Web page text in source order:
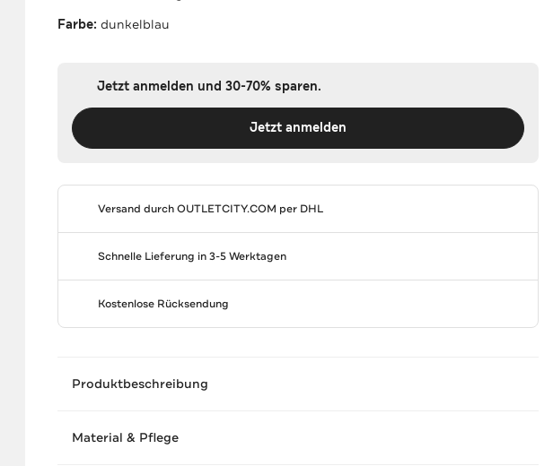
Farbe:dunkelblau
Jetzt anmelden und 30-70% sparen.
Jetzt anmelden
Versand durchOUTLETCITY.COM per DHL
Schnelle Lieferung in 3-5 Werktagen
Kostenlose Rücksendung
Produktbeschreibung
Material & Pflege